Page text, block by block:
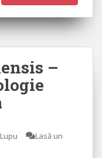
–
Lasă un